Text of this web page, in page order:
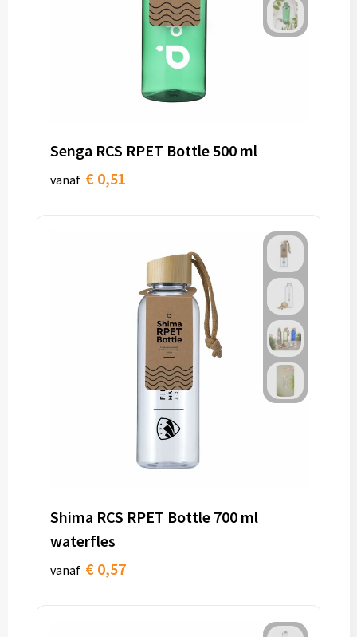
Senga RCS RPET Bottle 500 ml
vanaf € 0,51
Shima RCS RPET Bottle 700 ml
waterfles
vanaf € 0,57